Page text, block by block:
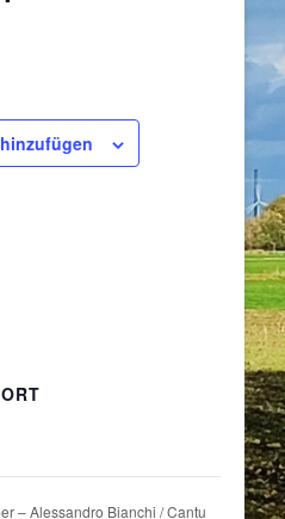
– Alessandro Bianchi / Cantu